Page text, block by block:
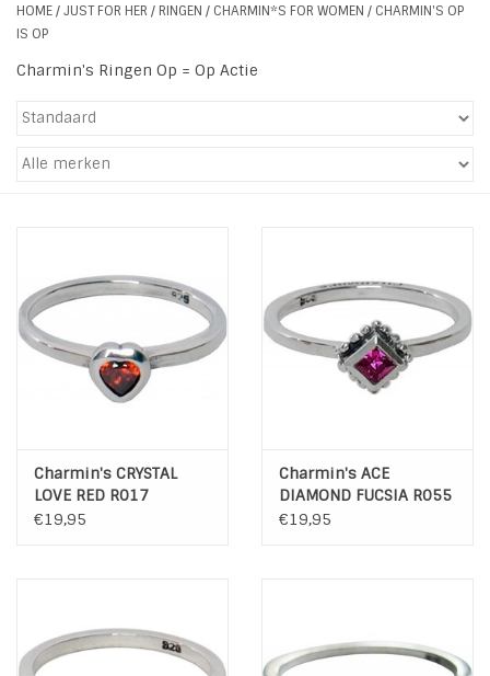
Tassen en meer
Haaraccesoires
Fashion
ON THE BEACH
Ohlala Jewels
SALE
HOME/JUST FOR HER / RINGEN / CHARMIN*S FOR WOMEN / CHARMIN'S OP
IS OP
Charmin's Ringen Op = Op Actie
Charmin's CRYSTAL
LOVE RED R017
€19,95
Charmin's ACE
DIAMOND FUCSIA R055
€19,95